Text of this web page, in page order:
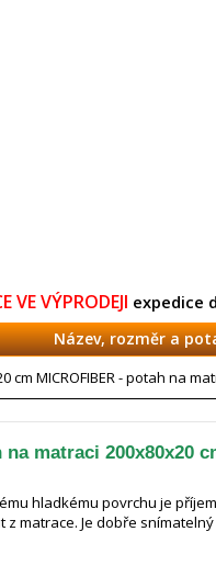
VE VÝPRODEJI expedice
Název, rozměr a
cm MICROFIBER - potah na
na matraci 200x80x20
hladkému povrchu je
z matrace. Je dobře